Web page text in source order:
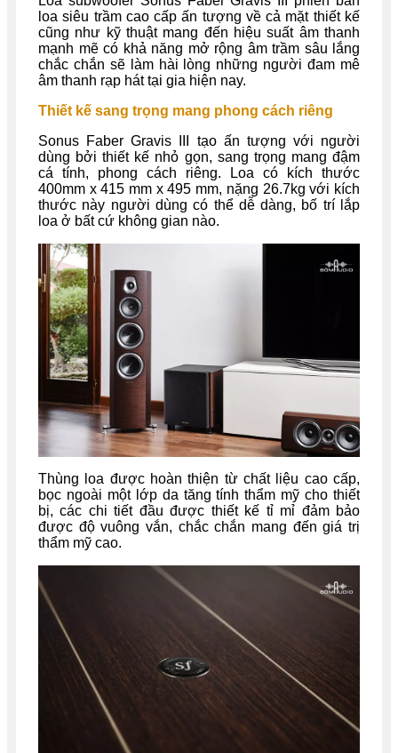
loa siêu trầm cao cấp ấn tượng về cả mặt thiết kế
cũng như kỹ thuật mang đến hiệu suất âm thanh
mạnh mẽ có khả năng mở rộng âm trầm sâu lắng
chắc chắn sẽ làm hài lòng những người đam mê
âm thanh rạp hát tại gia hiện nay.
Thiết kế sang trọng mang phong cách riêng
Sonus Faber Gravis III tạo ấn tượng với người
dùng bởi thiết kế nhỏ gọn, sang trọng mang đậm
cá tính, phong cách riêng. Loa có kích thước
400mm x 415 mm x 495 mm, nặng 26.7kg với kích
thước này người dùng có thể dễ dàng, bố trí lắp
loa ở bất cứ không gian nào.
Thùng loa được hoàn thiện từ chất liệu cao cấp,
bọc ngoài một lớp da tăng tính thẩm mỹ cho thiết
bị, các chi tiết đầu được thiết kế tỉ mỉ đảm bảo
được độ vuông vắn, chắc chắn mang đến giá trị
thẩm mỹ cao.